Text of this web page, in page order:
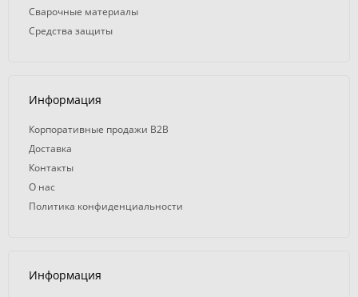
Сварочные материалы
Средства защиты
Информация
Корпоративные продажи B2B
Доставка
Контакты
О нас
Политика конфиденциальности
Информация